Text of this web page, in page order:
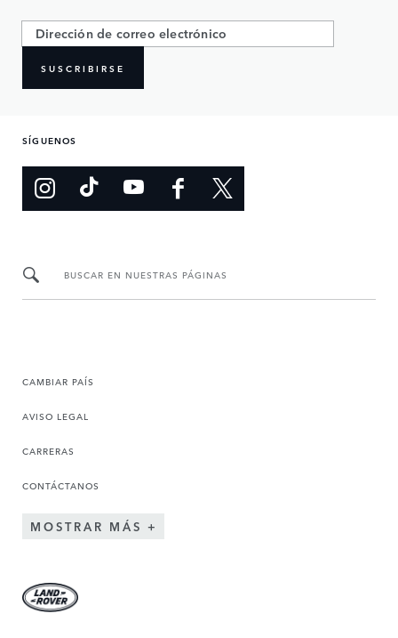
SUSCRIBIRSE
SÍGUENOS
BUSCAR EN NUESTRAS PÁGINAS
CAMBIAR PAÍS
AVISO LEGAL
CARRERAS
CONTÁCTANOS
MOSTRAR MÁS